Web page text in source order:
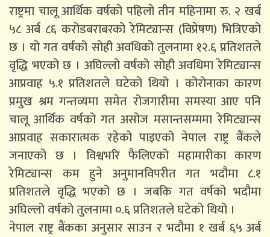
राष्ट्रमा चालू आर्थिक वर्षको पहिलो तीन महिनामा रु. २ खर्ब
५८ अर्ब ८६ करोडबराबरको रेमिट्यान्स (विप्रेषण) भित्रिएको
छ । यो गत वर्षको सोही अवधिको तुलनामा १२.६ प्रतिशतले
वृद्धि भएको छ । अघिल्लो वर्षको सोही अवधिमा रेमिट्यान्स
आप्रवाह ५.१ प्रतिशतले घटेको थियो । कोरोनाका कारण
प्रमुख श्रम गन्तव्यमा समेत रोजगारीमा समस्या आए पनि
चालू आर्थिक वर्षको गत असोज मसान्तसम्ममा रेमिट्यान्स
आप्रवाह सकारात्मक रहेको पाइएको नेपाल राष्ट्र बैंकले
जनाएको छ । विश्वभरि फैलिएको महामारीका कारण
रेमिट्यान्स कम हुने अनुमानविपरीत गत भदौमा ८.१
प्रतिशतले वृद्धि भएको छ । जबकि गत वर्षको भदौमा
अघिल्लो वर्षको तुलनामा ०.६ प्रतिशतले घटेको थियो ।
नेपाल राष्ट्र बैंकका अनुसार साउन र भदौमा १ खर्ब ६५ अर्ब